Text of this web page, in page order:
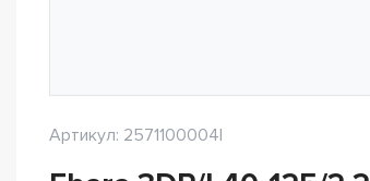
Артикул: 2571100004I